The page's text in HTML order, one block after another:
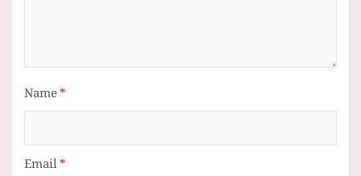
Name*
Email*